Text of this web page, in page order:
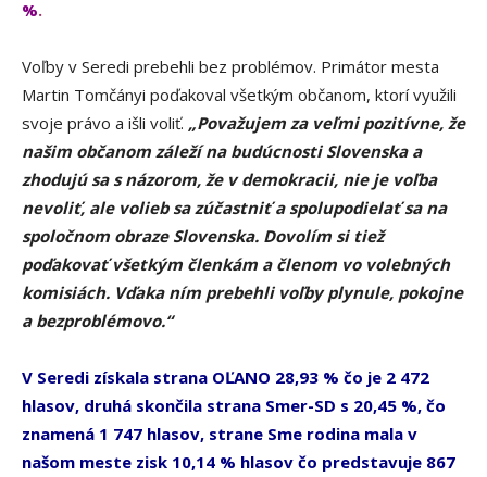
%.
Voľby v Seredi prebehli bez problémov. Primátor mesta
Martin Tomčányi poďakoval všetkým občanom, ktorí využili
svoje právo a išli voliť. „Považujem za veľmi pozitívne, že
našim občanom záleží na budúcnosti Slovenska a
zhodujú sa s názorom, že v demokracii, nie je voľba
nevoliť, ale volieb sa zúčastniť a spolupodielať sa na
spoločnom obraze Slovenska. Dovolím si tiež
poďakovať všetkým členkám a členom vo volebných
komisiách. Vďaka ním prebehli voľby plynule, pokojne
a bezproblémovo.“
V Seredi získala strana OĽANO 28,93 % čo je 2 472
hlasov, druhá skončila strana Smer-SD s 20,45 %, čo
znamená 1 747 hlasov, strane Sme rodina mala v
našom meste zisk 10,14 % hlasov čo predstavuje 867